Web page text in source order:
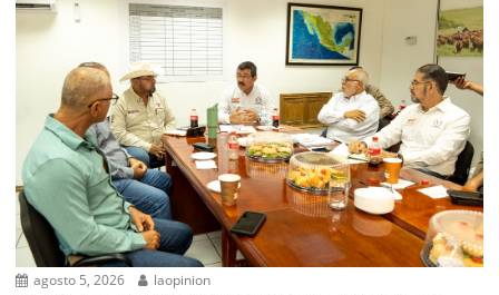
agosto 5, 2026 laopinion